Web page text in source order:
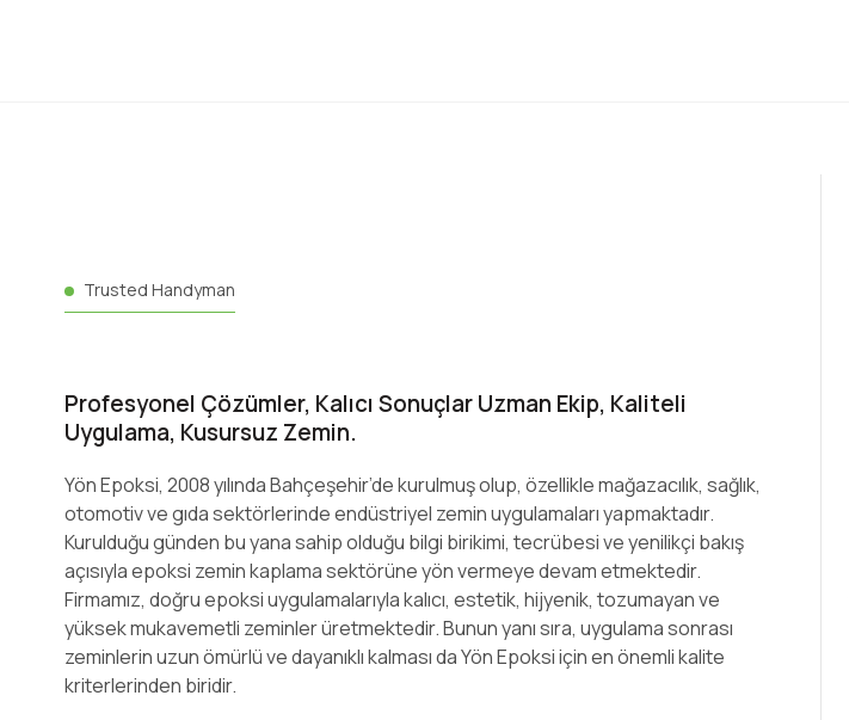
Trusted Handyman
Profesyonel Çözümler, Kalıcı Sonuçlar Uzman Ekip, Kaliteli
Uygulama, Kusursuz Zemin.
Yön Epoksi, 2008 yılında Bahçeşehir’de kurulmuş olup, özellikle mağazacılık, sağlık,
otomotiv ve gıda sektörlerinde endüstriyel zemin uygulamaları yapmaktadır.
Kurulduğu günden bu yana sahip olduğu bilgi birikimi, tecrübesi ve yenilikçi bakış
açısıyla epoksi zemin kaplama sektörüne yön vermeye devam etmektedir.
Firmamız, doğru epoksi uygulamalarıyla kalıcı, estetik, hijyenik, tozumayan ve
yüksek mukavemetli zeminler üretmektedir. Bunun yanı sıra, uygulama sonrası
zeminlerin uzun ömürlü ve dayanıklı kalması da Yön Epoksi için en önemli kalite
kriterlerinden biridir.